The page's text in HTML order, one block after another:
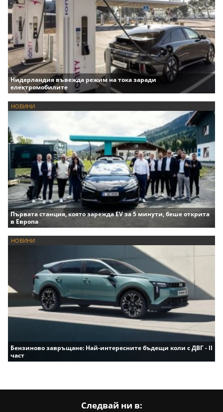
Нидерландия въвежда режим на тока заради
електромобилите
НОВИНИ
Първата станция, която зарежда EV за 5 минути, беше открита
в Европа
НОВИНИ
Бензиново завръщане: Най-интересните бъдещи коли с ДВГ - II
част
Следвай ни в: